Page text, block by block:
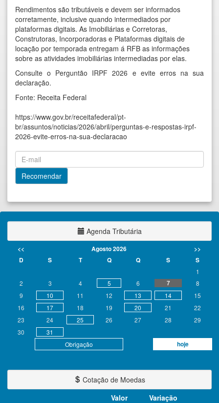
Rendimentos são tributáveis e devem ser informados
corretamente, inclusive quando intermediados por
plataformas digitais. As Imobiliárias e Corretoras,
Construtoras, Incorporadoras e Plataformas digitais de
locação por temporada entregam á RFB as informações
sobre as atividades imobiliárias intermediadas por elas.
Consulte o Perguntão IRPF 2026 e evite erros na sua
declaração.
Fonte: Receita Federal
https://www.gov.br/receitafederal/pt-
br/assuntos/noticias/2026/abril/perguntas-e-respostas-irpf-
2026-evite-erros-na-sua-declaracao
Agenda Tributária
<< Agosto 2026
>>
D
S T Q Q S S
Obrigação hoje
1
2
3 4 5 6 7
8
9
10 11 12 13 14
15
16
17 18 19 20 21
22
23
24 25 26 27 28
29
30
31
Cotação de Moedas
Valor
Variação